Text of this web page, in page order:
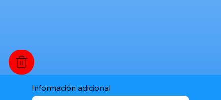
Información adicional